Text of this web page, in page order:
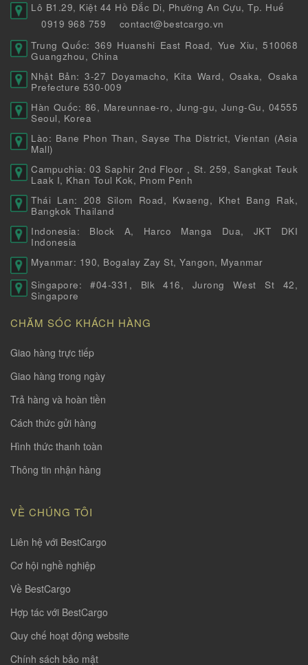
Lô B1.29, Kiệt 44 Hồ Đắc Di, Phường An Cựu, Tp. Huế
0919 968 759
contact@bestcargo.vn
Trung Quốc: 369 Huanshi East Road, Yue Xiu, 510068
Guangzhou, China
Nhật Bản: 3-27 Doyamacho, Kita Ward, Osaka, Osaka
Prefecture 530-009
Hàn Quốc: 86, Mareunnae-ro, Jung-gu, Jung-Gu, 04555
Seoul, Korea
Lào: Bane Phon Than, Sayse Tha District, Vientan (Asia
Mall)
Campuchia: 03 Saphir 2nd Floor , St. 259, Sangkat Teuk
Laak I, Khan Toul Kok, Pnom Penh
Thái Lan: 208 Silom Road, Kwaeng, Khet Bang Rak,
Bangkok Thailand
Indonesia: Block A, Harco Manga Dua, JKT DKI
Indonesia
Myanmar: 190, Bogalay Zay St, Yangon, Myanmar
Singapore: #04-331, Blk 416, Jurong West St 42,
Singapore
CHĂM SÓC KHÁCH HÀNG
Giao hàng trực tiếp
Giao hàng trong ngày
Trả hàng và hoàn tiền
Cách thức gửi hàng
Hình thức thanh toàn
Thông tin nhận hàng
VỀ CHÚNG TÔI
Liên hệ với BestCargo
Cơ hội nghề nghiệp
Về BestCargo
Hợp tác với BestCargo
Quy chế hoạt động website
Chính sách bảo mật